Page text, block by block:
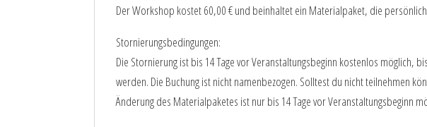
Der Workshop kostet 60,00 € und beinhaltet ein Materialpaket, die
Stornierungsbedingungen:
Die Stornierung ist bis 14 Tage vor Veranstaltungsbeginn kostenlos möglich,
werden. Die Buchung ist nicht namenbezogen. Solltest du nicht teilnehmen
Änderung des Materialpaketes ist nur bis 14 Tage vor Veranstaltungsbeginn